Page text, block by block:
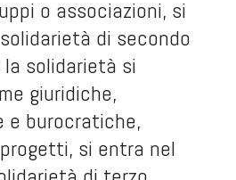
o associazioni, si
di secondo
la solidarietà si
giuridiche,
e burocratiche,
si entra nel